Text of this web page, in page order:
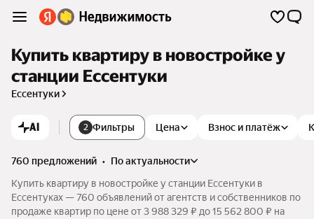
Купить квартиру в новостройке у
станции Ессентуки
Ессентуки
AI 2 Фильтры Цена Взнос и платёж
760 предложений •
по актуальности
Купить квартиру в новостройке у станции Ессентуки в
Ессентуках — 760 объявлений от агентств и собственников по
продаже квартир по цене от 3 988 329 ₽ до 15 562 800 ₽ на